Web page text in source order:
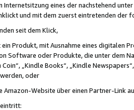
eines der nachstehend
und mit dem zuerst eintretenden der
seit dem Klick,
Produkt, mit Ausnahme eines digitalen
Software oder Produkte, die unter dem
„Kindle Books“, „Kindle
oder
Website über einen Partner-Link